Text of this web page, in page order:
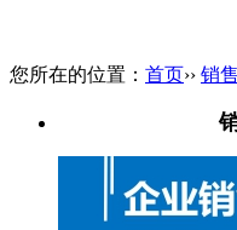
您所在的位置： 首页›› 销